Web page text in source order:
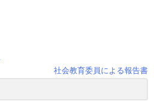
社会教育委員による報告書